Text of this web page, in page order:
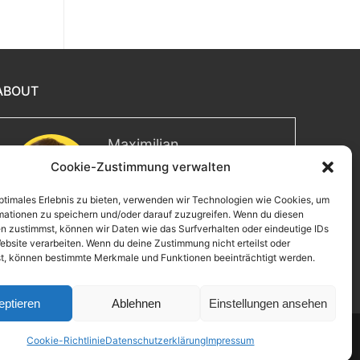
Cookie-Zustimmung verwalten
Erlebnis zu bieten, verwenden wir Technologien wie Cookies, um
zu speichern und/oder darauf zuzugreifen. Wenn du diesen
zustimmst, können wir Daten wie das Surfverhalten oder eindeutige IDs
verarbeiten. Wenn du deine Zustimmung nicht erteilst oder
können bestimmte Merkmale und Funktionen beeinträchtigt werden.
Ablehnen Einstellungen ansehen
Cookie-RichtlinieDatenschutzerklärungImpressum
Maximilian
Herzlich willkommen! Ich bin
15 Jahren Berufserfahrung. Hier
teile ich meine Leidenschaften,
Erlebnisse und Perspektiven.
Ich lade dich ein, gemeinsam mit mir auf eine